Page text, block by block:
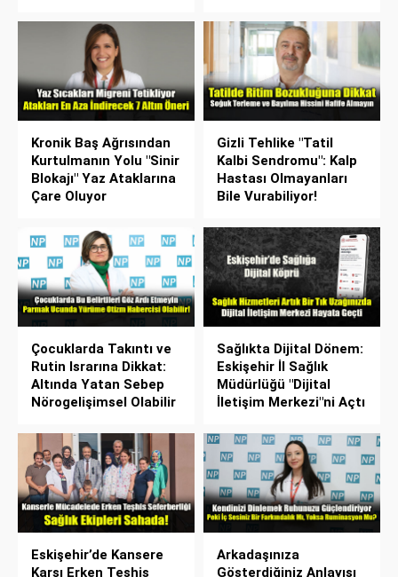
Kronik Baş Ağrısından
Kurtulmanın Yolu "Sinir
Blokajı" Yaz Ataklarına
Çare Oluyor
Gizli Tehlike "Tatil
Kalbi Sendromu": Kalp
Hastası Olmayanları
Bile Vurabiliyor!
Çocuklarda Takıntı ve
Rutin Israrına Dikkat:
Altında Yatan Sebep
Nörogelişimsel Olabilir
Sağlıkta Dijital Dönem:
Eskişehir İl Sağlık
Müdürlüğü "Dijital
İletişim Merkezi"ni Açtı
Eskişehir’de Kansere
Karşı Erken Teşhis
Arkadaşınıza
Gösterdiğiniz Anlayışı